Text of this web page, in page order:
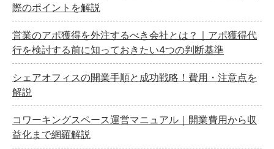
際のポイントを解説
営業のアポ獲得を外注するべき会社とは？｜アポ獲得代
行を検討する前に知っておきたい4つの判断基準
シェアオフィスの開業手順と成功戦略！費用・注意点を
解説
コワーキングスペース運営マニュアル｜開業費用から収
益化まで網羅解説